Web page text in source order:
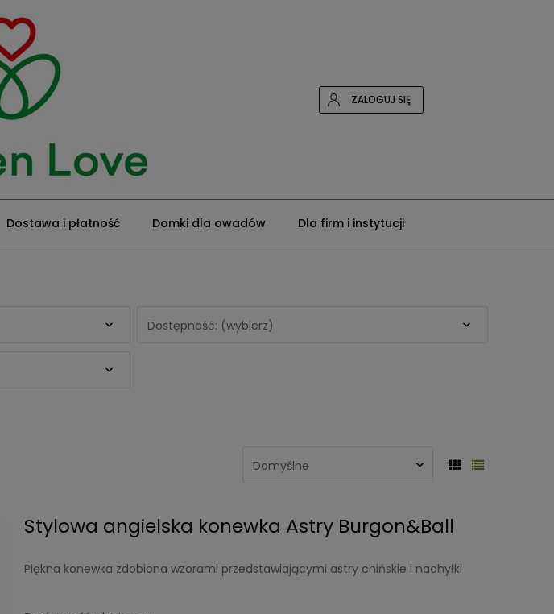
ZALOGUJ SIĘ
Dostawa i płatność Domki dla owadów Dla firm i instytucji
Dostępność: (wybierz)
Stylowa angielska konewka Astry Burgon&Ball
Piękna konewka zdobiona wzorami przedstawiającymi astry chińskie i nachyłki